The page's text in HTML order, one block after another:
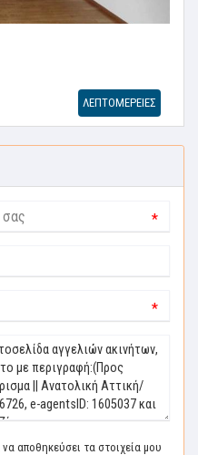
ΛΕΠΤΟΜΕΡΕΙΕΣ
*
*
αποθηκεύσει τα στοιχεία μου